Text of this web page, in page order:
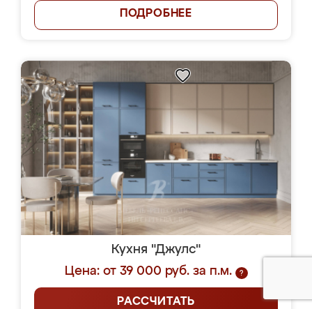
ПОДРОБНЕЕ
Кухня "Джулс"
Цена: от 39 000 руб. за п.м.
?
РАССЧИТАТЬ